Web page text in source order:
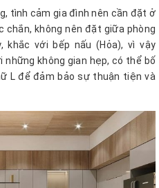
tình cảm gia đình nên cần đặt ở
không nên đặt giữa phòng
khắc với bếp nấu (Hỏa), vì vậy
những không gian hẹp, có thể bố
L để đảm bảo sự thuận tiện và